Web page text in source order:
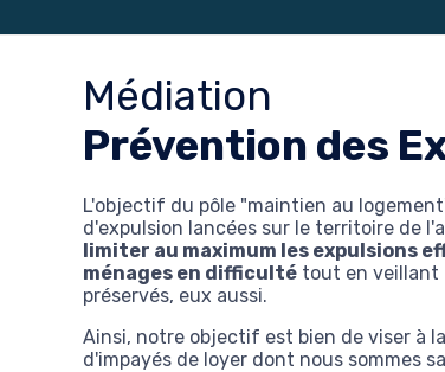
Médiation
Prévention des
L'objectif du pôle "maintien au
d'expulsion lancées sur le territoire de
limiter au maximum les expulsions
ménages en difficulté tout en veillant
préservés, eux aussi.
Ainsi, notre objectif est bien de viser à
d'impayés de loyer dont nous sommes